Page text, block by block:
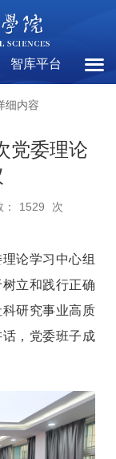
智库平台
工作
细内容
党委理论
1529 次
论学习中心组
立和践行正确
研究事业高质
，党委班子成